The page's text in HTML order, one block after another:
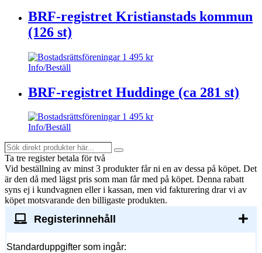
BRF-registret Kristianstads kommun
(126 st)
1 495 kr
Info/Beställ
BRF-registret Huddinge (ca 281 st)
1 495 kr
Info/Beställ
Sök
direkt
produkter
här...
Search
Ta tre register betala för två
Vid beställning av minst 3 produkter får ni en av dessa på köpet. Det
är den då med lägst pris som man får med på köpet. Denna rabatt
syns ej i kundvagnen eller i kassan, men vid fakturering drar vi av
köpet motsvarande den billigaste produkten.
Registerinnehåll
Standarduppgifter som ingår: